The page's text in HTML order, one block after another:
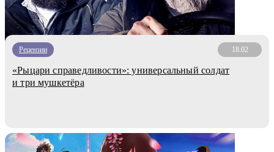
Рецензии 18.02
«Рыцари справедливости»: универсальный солдат
и три мушкетёра